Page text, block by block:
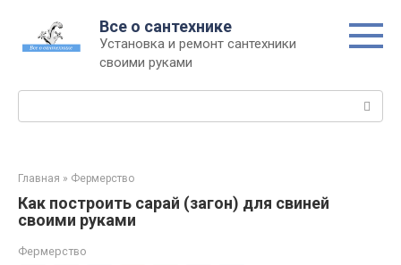
контенту
Все о сантехнике
Установка и ремонт сантехники
своими руками
Главная » Фермерство
Как построить сарай (загон) для свиней
своими руками
Фермерство